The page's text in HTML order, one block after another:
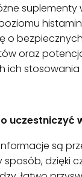
o
oraz
ich stosowania
uczestniczyć
są
sposób, dzięki